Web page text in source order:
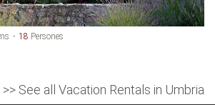
18 Persones
>> See all Vacation Rentals in Umbria